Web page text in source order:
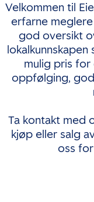
Velkommen til
erfarne
god oversikt
mulig pris
oppfølging,
Ta kontakt med
kjøp eller salg
oss